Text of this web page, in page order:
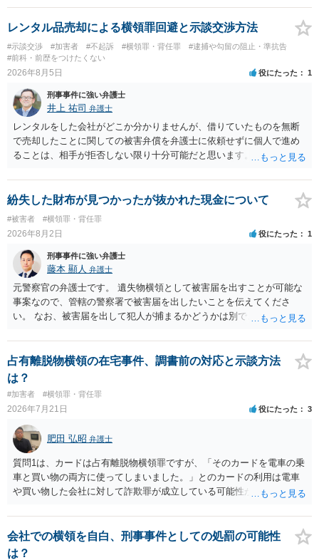
レンタル品売却による横領罪回避と示談交渉方法
#示談交渉 #加害者 #不起訴 #横領罪・背任罪
#逮捕や勾留の阻止・準抗告
#前科・前歴をつけたくない
2026年8月5日 役にたった 1
刑事事件に強い弁護士
井上 祐司 弁護士
レンタルをした会社がどこか分かりませんが、借りていたものを無断
で売却したことに関しての被害弁償を弁護士に依頼せずに個人で進め
ることは、相手が拒否しない限り十分可能だと思います。 見積を出し
か）、弁護士に法律相談において助言をもらえば足りるでしょう。
紛失した財布が見つかったが抜かれた現金について
#被害者 #横領罪・背任罪
2026年8月2日 役にたった 1
刑事事件に強い弁護士
藤本 顯人 弁護士
元警察官の弁護士です。 遺失物横領として被害届を出すことが可能な
事案なので、管轄の警察署で被害届を出したいことを伝えてくださ
い。 なお、被害届を出して犯人が捕まるかどうかは別で、置き忘れた
思います。 いずれにせよ一度対応を求めてみた方が納得できるのでは
ないでしょうか。
占有離脱物横領の在宅事件、調書前の対応と示談方法
は？
#加害者 #横領罪・背任罪
2026年7月21日 役にたった 3
肥田 弘昭 弁護士
質問1は、カードは占有離脱物横領罪ですが、「そのカードを電車の乗
車と買い物の両方に使ってしまいました。」とのカードの利用は電車
や買い物した会社に対して詐欺罪が成立している可能性があります。
質問３は弁護士と相談して弁護士にして貰うと良いかと思います。弁
護士費用はケースバイケースですが着手金としては33万円以上が相場
かと思います。ご参考にしてください。
会社での横領を自白、刑事事件としての処罰の可能性
は？